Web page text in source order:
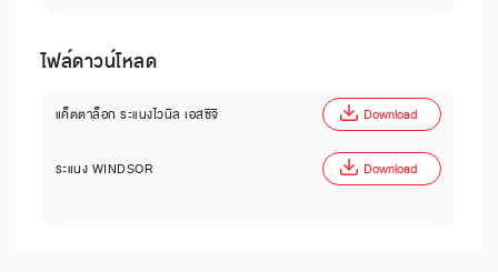
ไฟล์ดาวน์โหลด
แค็ตตาล็อก ระแนงไวนิล เอสซีจี Download
ระแนง WINDSOR Download